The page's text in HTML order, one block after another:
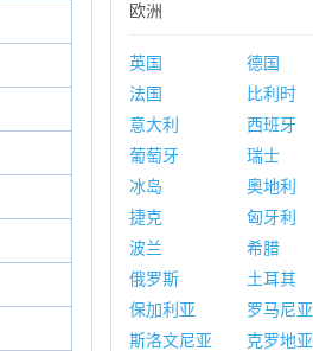
欧洲
英国
德国
法国
比利时
意大利
西班牙
葡萄牙
瑞士
冰岛
奥地利
捷克
匈牙利
波兰
希腊
俄罗斯
土耳其
保加利亚
罗马尼亚
斯洛文尼亚
克罗地亚